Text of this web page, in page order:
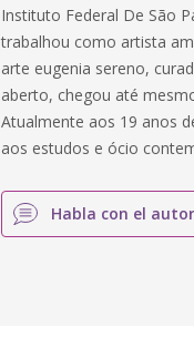
Instituto Federal De São
trabalhou como artista
arte eugenia sereno,
aberto, chegou até
Atualmente aos 19 anos
aos estudos e ócio
Habla con el autor